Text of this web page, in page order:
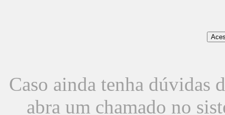
Caso ainda tenha dúvidas
abra um chamado no